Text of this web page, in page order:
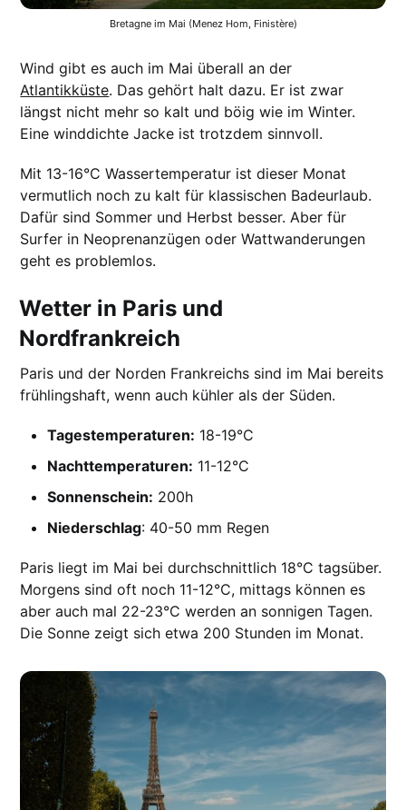
Bretagne im Mai (Menez Hom, Finistère)
Wind gibt es auch im Mai überall an der
Atlantikküste. Das gehört halt dazu. Er ist zwar
längst nicht mehr so kalt und böig wie im Winter.
Eine winddichte Jacke ist trotzdem sinnvoll.
Mit 13-16°C Wassertemperatur ist dieser Monat
vermutlich noch zu kalt für klassischen Badeurlaub.
Dafür sind Sommer und Herbst besser. Aber für
Surfer in Neoprenanzügen oder Wattwanderungen
geht es problemlos.
Wetter in Paris und
Nordfrankreich
Paris und der Norden Frankreichs sind im Mai bereits
frühlingshaft, wenn auch kühler als der Süden.
Tagestemperaturen: 18-19°C
Nachttemperaturen: 11-12°C
Sonnenschein: 200h
Niederschlag: 40-50 mm Regen
Paris liegt im Mai bei durchschnittlich 18°C tagsüber.
Morgens sind oft noch 11-12°C, mittags können es
aber auch mal 22-23°C werden an sonnigen Tagen.
Die Sonne zeigt sich etwa 200 Stunden im Monat.